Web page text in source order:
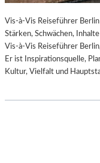
Vis-à-Vis Reiseführer
Stärken, Schwächen,
Vis-à-Vis Reiseführer
Er ist Inspirationsquelle,
Kultur, Vielfalt und